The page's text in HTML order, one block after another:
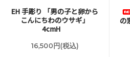
EH 手彫り 「男の子と卵から
こんにちわのウサギ」
4cmH
16,500円(税込)
の